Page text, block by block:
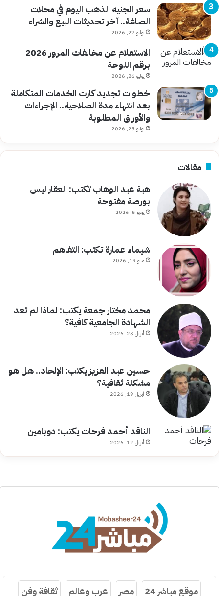
سعر الجنيه الذهب اليوم في محلات
الصاغة.. آخر تحديثات البيع والشراء
يوليو 27, 2026
الاستعلام عن مخالفات المرور 2026
برقم اللوحة
يوليو 26, 2026
خطوات تجديد كارت الخدمات المتكاملة
بعد انتهاء مدة الصلاحية.. الإجراءات
والأوراق المطلوبة
يوليو 25, 2026
مقالات
هبة عبد الوهاب تكتب: العقار ليس
بورصة مفتوحة
يونيو 5, 2026
شيماء عمارة تكتب: التفاهم
مايو 19, 2026
محمد مختار جمعة يكتب: لماذا لم تعد
الشهادة الجامعية كافية؟
أبريل 28, 2026
حسين عبد العزيز يكتب: الإلحاد.. هل هو
مشكلة ثقافية؟
أبريل 19, 2026
الناقد أحمد فرحات يكتب: دوبامين
أبريل 12, 2026
موقع مباشر 24 مصر عرب وعالم ثقافة وفن